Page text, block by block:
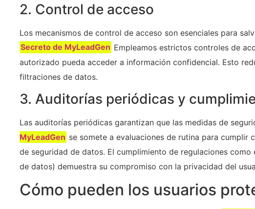
2. Control de acceso
Los mecanismos de control de acceso son esenciales para
Secreto de MyLeadGen Empleamos estrictos controles de
autorizado pueda acceder a información confidencial. Esto
filtraciones de datos.
3. Auditorías periódicas y
Las auditorías periódicas garantizan que las medidas de
MyLeadGen se somete a evaluaciones de rutina para cumplir
de seguridad de datos. El cumplimiento de regulaciones
de datos) demuestra su compromiso con la privacidad del
Cómo pueden los usuarios